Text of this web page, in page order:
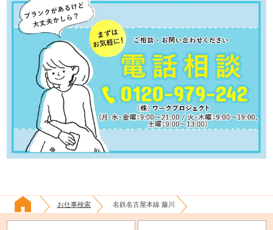
お仕事検索 名鉄名古屋本線 藤川